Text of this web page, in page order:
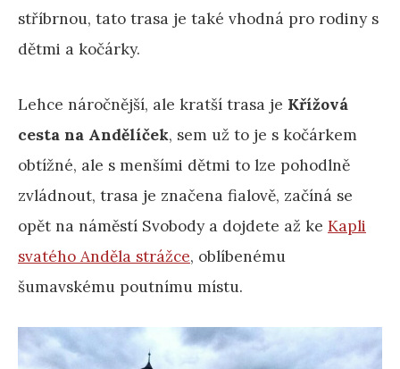
stříbrnou, tato trasa je také vhodná pro rodiny s
dětmi a kočárky.
Lehce náročnější, ale kratší trasa je Křížová
cesta na Andělíček, sem už to je s kočárkem
obtížné, ale s menšími dětmi to lze pohodlně
zvládnout, trasa je značena fialově, začíná se
opět na náměstí Svobody a dojdete až ke Kapli
svatého Anděla strážce, oblíbenému
šumavskému poutnímu místu.